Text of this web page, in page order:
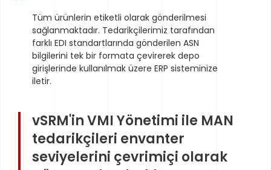
Tüm ürünlerin etiketli olarak gönderilmesi
sağlanmaktadır. Tedarikçilerimiz tarafından
farklı EDI standartlarında gönderilen ASN
bilgilerini tek bir formata çevirerek depo
girişlerinde kullanılmak üzere ERP sisteminize
iletir.
vSRM'in VMI Yönetimi ile MAN
tedarikçileri envanter
seviyelerini çevrimiçi olarak